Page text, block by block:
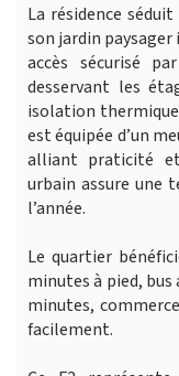
La résidence
son jardin
accès sécurisé
desservant les
isolation
est équipée d’un
alliant praticité
urbain assure une
l’année.
Le quartier
minutes à pied, bus
minutes,
facilement.